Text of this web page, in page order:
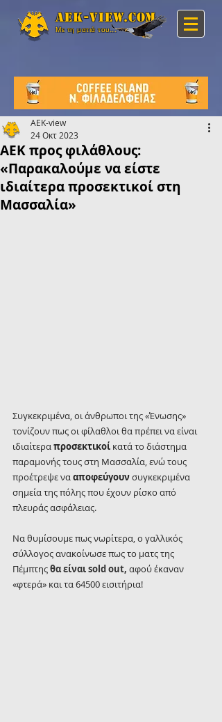
Aek-view.com
Με τη ματιά του...
ΑΕΚ προς φιλάθλους:
«Παρακαλούμε να είστε
ιδιαίτερα προσεκτικοί στη
Μασσαλία»
AEK-view
24 Οκτ 2023
Συγκεκριμένα, οι άνθρωποι της «Ένωσης»
τονίζουν πως οι φίλαθλοι θα πρέπει να είναι
ιδιαίτερα προσεκτικοί κατά το διάστημα
παραμονής τους στη Μασσαλία, ενώ τους
προέτρεψε να αποφεύγουν συγκεκριμένα
σημεία της πόλης που έχουν ρίσκο από
πλευράς ασφάλειας.
Να θυμίσουμε πως νωρίτερα, ο γαλλικός
σύλλογος ανακοίνωσε πως το ματς της
Πέμπτης θα είναι sold out, αφού έκαναν
«φτερά» και τα 64500 εισιτήρια!